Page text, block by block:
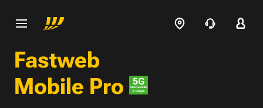
Fastweb
Mobile Pro